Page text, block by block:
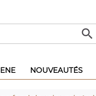

NOUVEAUTÉS